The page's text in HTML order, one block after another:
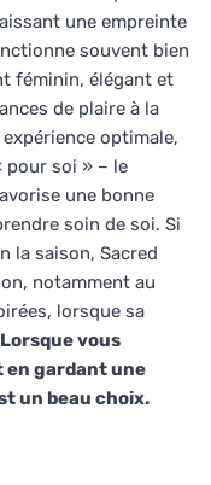
une empreinte
souvent bien
féminin, élégant et
de plaire à la
optimale,
pour soi » – le
une bonne
soin de soi. Si
la saison, Sacred
notamment au
lorsque sa
Lorsque vous
gardant une
un beau choix.